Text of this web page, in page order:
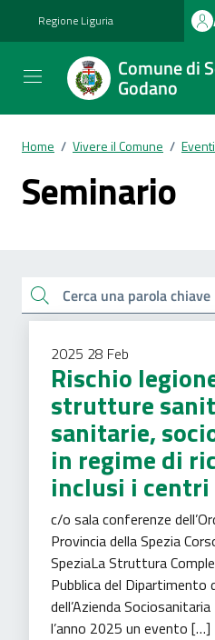
Regione Liguria
Comune di
Godano
Home / Vivere il Comune / Eventi
Seminario
Esplora tutti i
Cerca una parola chiave
2025 28 Feb
Rischio
strutture
sanitarie,
in regime di
inclusi i
c/o sala conferenze
Provincia della Spezia
SpeziaLa Struttura
Pubblica del Dipartimento
dell’Azienda
l’anno 2025 un evento […]